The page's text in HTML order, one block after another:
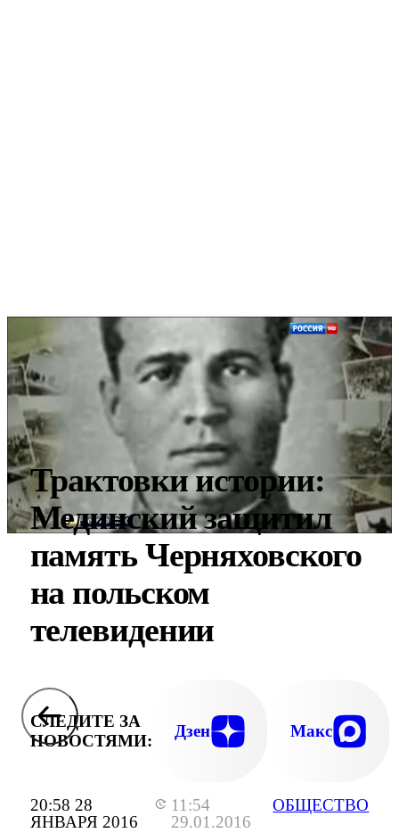
20:58 28
ЯНВАРЯ 2016
11:54
29.01.2016
ОБЩЕСТВО
Трактовки истории:
Мединский защитил
память Черняховского
на польском
телевидении
СЛЕДИТЕ ЗА
НОВОСТЯМИ:
Дзен Макс